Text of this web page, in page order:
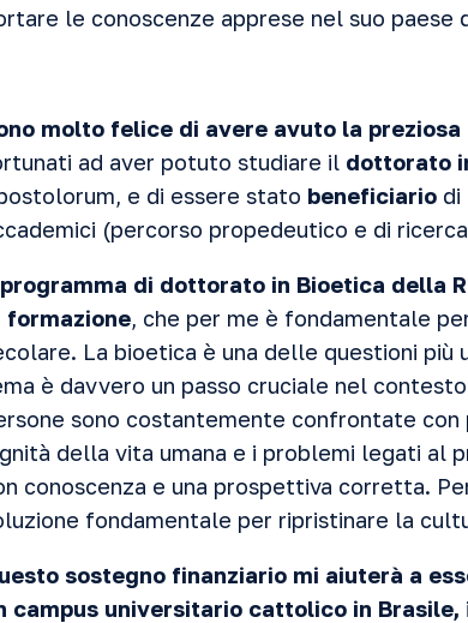
le conoscenze apprese nel suo paese
molto felice di avere avuto la
ad aver potuto studiare il dottorato
e di essere stato beneficiario di
(percorso propedeutico e di
di dottorato in Bioetica della
formazione, che per me è fondamentale
La bioetica è una delle questioni
è davvero un passo cruciale nel
sono costantemente confrontate
della vita umana e i problemi legati al
conoscenza e una prospettiva corretta.
fondamentale per ripristinare la
sostegno finanziario mi aiuterà a
campus universitario cattolico in Brasile,